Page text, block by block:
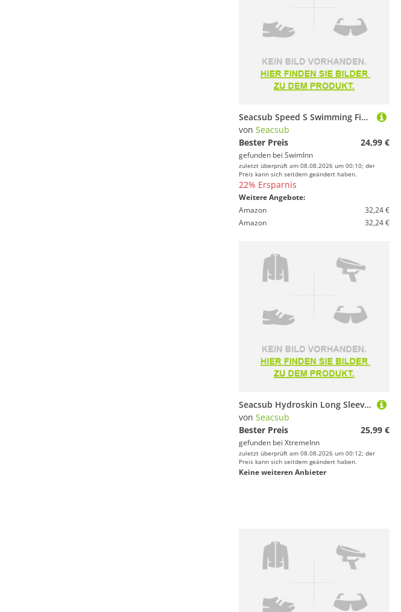
Seacsub Speed S Swimming Fins Schwarz EU 38-39
von Seacsub
Bester Preis
24,99 €
gefunden bei SwimInn
zuletzt überprüft am 08.08.2026 um 00:10; der
Preis kann sich seitdem geändert haben.
22% Ersparnis
Weitere Angebote:
Amazon
32,24 €
Amazon
32,24 €
Seacsub Hydroskin Long Sleeve Thermal T-shirt Schwarz XS
von Seacsub
Bester Preis
25,99 €
gefunden bei XtremeInn
zuletzt überprüft am 08.08.2026 um 00:12; der
Preis kann sich seitdem geändert haben.
Keine weiteren Anbieter